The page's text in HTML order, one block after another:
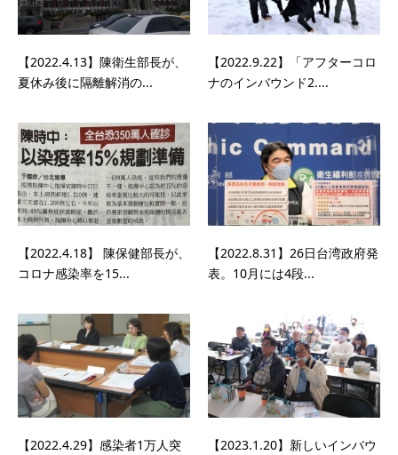
【2022.4.13】陳衛生部長が、
夏休み後に隔離解消の...
【2022.9.22】「アフターコロ
ナのインバウンド2....
【2022.4.18】 陳保健部長が、
コロナ感染率を15...
【2022.8.31】26日台湾政府発
表。10月には4段...
【2022.4.29】感染者1万人突
【2023.1.20】新しいインバウ